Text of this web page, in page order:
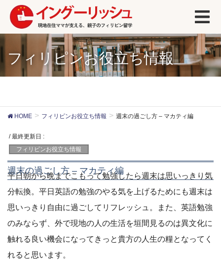
フィリピンお役立ち情報
HOME フィリピンお役立ち情報 週末の過ごし方 – マカティ編
/ 最終更新日 :
フィリピンお役立ち情報
週末の過ごし方 – マカティ編
平日朝から晩までこもって勉強したら週末は思いっきり気
分転換。平日英語の勉強のやる気を上げるためにも週末は
思いっきり自由に過ごしてリフレッシュ。また、英語勉強
のみならず、外で現地の人の生活を垣間見るのは異文化に
触れる良い機会になってきっと貴方の人生の糧となってく
れると思います。